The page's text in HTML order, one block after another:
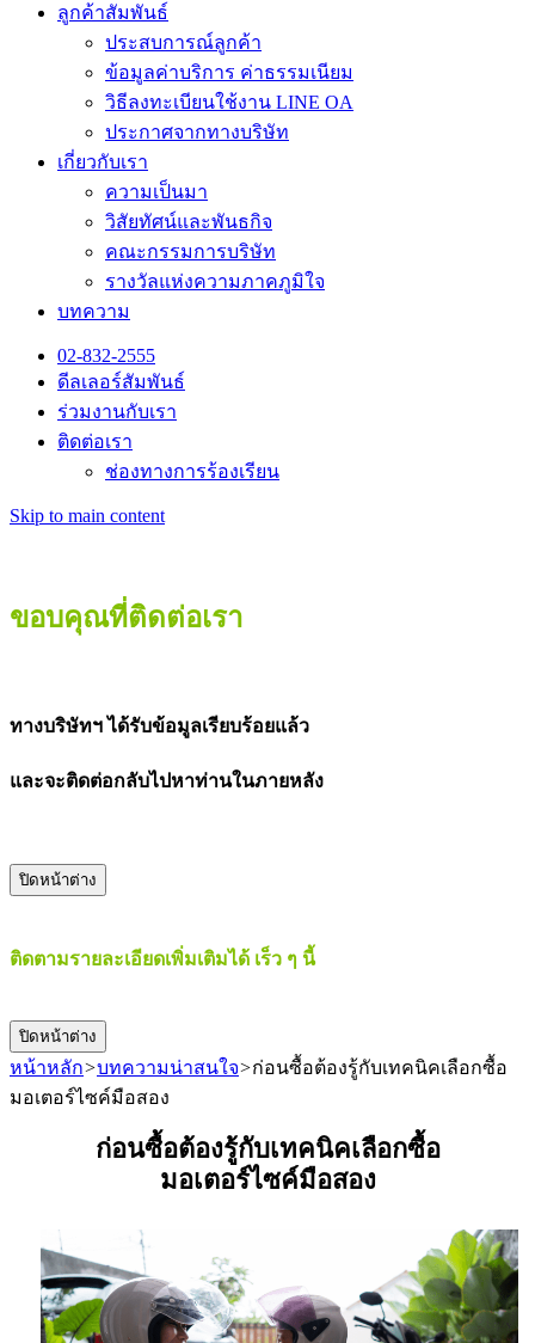
ลูกค้าสัมพันธ์
ประสบการณ์ลูกค้า
ข้อมูลค่าบริการ ค่าธรรมเนียม
วิธีลงทะเบียนใช้งาน LINE OA
ประกาศจากทางบริษัท
เกี่ยวกับเรา
ความเป็นมา
วิสัยทัศน์และพันธกิจ
คณะกรรมการบริษัท
รางวัลแห่งความภาคภูมิใจ
บทความ
02-832-2555
ดีลเลอร์สัมพันธ์
ร่วมงานกับเรา
ติดต่อเรา
ช่องทางการร้องเรียน
Skip to main content
ขอบคุณที่ติดต่อเรา
ทางบริษัทฯ ได้รับข้อมูลเรียบร้อยแล้ว
และจะติดต่อกลับไปหาท่านในภายหลัง
ปิดหน้าต่าง
ติดตามรายละเอียดเพิ่มเติมได้ เร็ว ๆ นี้
ปิดหน้าต่าง
หน้าหลัก>บทความน่าสนใจ>ก่อนซื้อต้องรู้กับเทคนิคเลือกซื้อ
มอเตอร์ไซค์มือสอง
ก่อนซื้อต้องรู้กับเทคนิคเลือกซื้อ
มอเตอร์ไซค์มือสอง